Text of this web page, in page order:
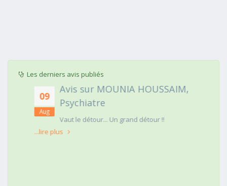
Les derniers avis publiés
09
Aug
Avis sur MOUNIA HOUSSAIM,
Psychiatre
Vaut le détour... Un grand détour !!
...lire plus